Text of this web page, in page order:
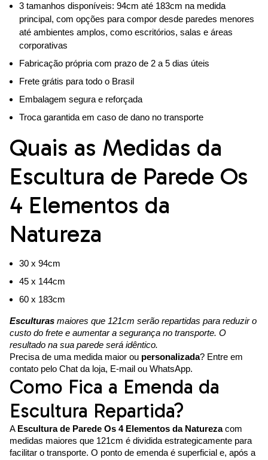
3 tamanhos disponíveis: 94cm até 183cm na medida
principal, com opções para compor desde paredes menores
até ambientes amplos, como escritórios, salas e áreas
corporativas
Fabricação própria com prazo de 2 a 5 dias úteis
Frete grátis para todo o Brasil
Embalagem segura e reforçada
Troca garantida em caso de dano no transporte
Quais as Medidas da
Escultura de Parede Os
4 Elementos da
Natureza
30 x 94cm
45 x 144cm
60 x 183cm
Esculturas maiores que 121cm serão repartidas para reduzir o
custo do frete e aumentar a segurança no transporte. O
resultado na sua parede será idêntico.
Precisa de uma medida maior ou personalizada? Entre em
contato pelo Chat da loja, E-mail ou WhatsApp.
Como Fica a Emenda da
Escultura Repartida?
A Escultura de Parede Os 4 Elementos da Naturezacom
medidas maiores que 121cm é dividida estrategicamente para
facilitar o transporte. O ponto de emenda é superficial e, após a